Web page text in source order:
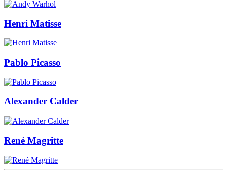
Henri Matisse
Pablo Picasso
Alexander Calder
René Magritte